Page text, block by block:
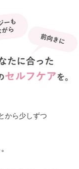
から少しずつ